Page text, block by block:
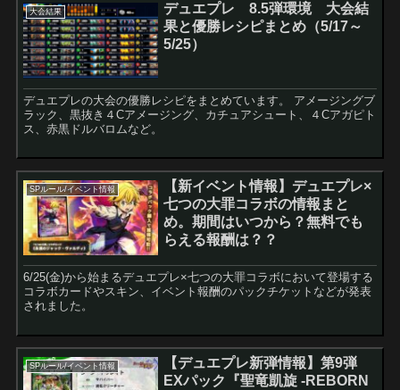
大会結果
デュエプレ 8.5弾環境 大会結
果と優勝レシピまとめ（5/17～
5/25）
デュエプレの大会の優勝レシピをまとめています。 アメージングブ
ラック、黒抜き４Cアメージング、カチュアシュート、４Cアガピト
ス、赤黒ドルバロムなど。
SPルール/イベント情報
【新イベント情報】デュエプレ×
七つの大罪コラボの情報まと
め。期間はいつから？無料でも
らえる報酬は？？
6/25(金)から始まるデュエプレ×七つの大罪コラボにおいて登場する
コラボカードやスキン、イベント報酬のパックチケットなどが発表
されました。
SPルール/イベント情報
【デュエプレ新弾情報】第9弾
EXパック『聖竜凱旋 -REBORN